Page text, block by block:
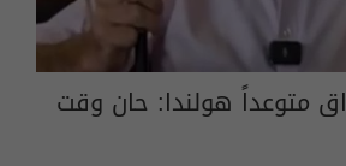
متوعداً هولندا: حان وقت